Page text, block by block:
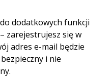
dodatkowych funkcji
zarejestrujesz się w
adres e-mail będzie
i nie